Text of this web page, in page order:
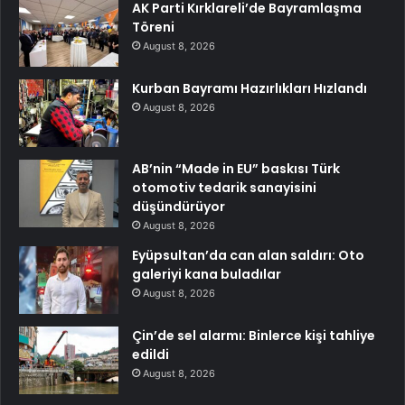
AK Parti Kırklareli’de Bayramlaşma
Töreni
August 8, 2026
Kurban Bayramı Hazırlıkları Hızlandı
August 8, 2026
AB’nin “Made in EU” baskısı Türk
otomotiv tedarik sanayisini
düşündürüyor
August 8, 2026
Eyüpsultan’da can alan saldırı: Oto
galeriyi kana buladılar
August 8, 2026
Çin’de sel alarmı: Binlerce kişi tahliye
edildi
August 8, 2026